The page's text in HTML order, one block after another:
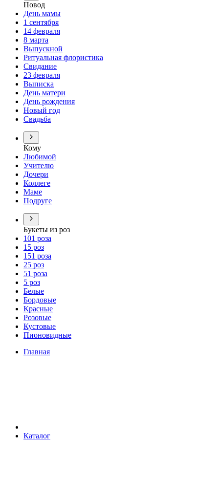
Повод
День мамы
1 сентября
14 февраля
8 марта
Выпускной
Ритуальная флористика
Свидание
23 февраля
Выписка
День матери
День рождения
Новый год
Свадьба
Кому
Любимой
Учителю
Дочери
Коллеге
Маме
Подруге
Букеты из роз
101 роза
15 роз
151 роза
25 роз
51 роза
5 роз
Белые
Бордовые
Красные
Розовые
Кустовые
Пионовидные
Главная
Каталог